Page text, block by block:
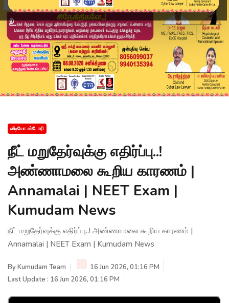
வீடியோ ஸ்டோரி
நீட் மறுதேர்வுக்கு எதிர்ப்பு..!
அண்ணாமலை கூறிய காரணம் |
Annamalai | NEET Exam |
Kumudam News
நீட் மறுதேர்வுக்கு எதிர்ப்பு..! அண்ணாமலை கூறிய காரணம் |
Annamalai | NEET Exam | Kumudam News
ByKumudam Team
16 Jun 2026, 01:16 PM
Last Update : 16 Jun 2026, 01:16 PM